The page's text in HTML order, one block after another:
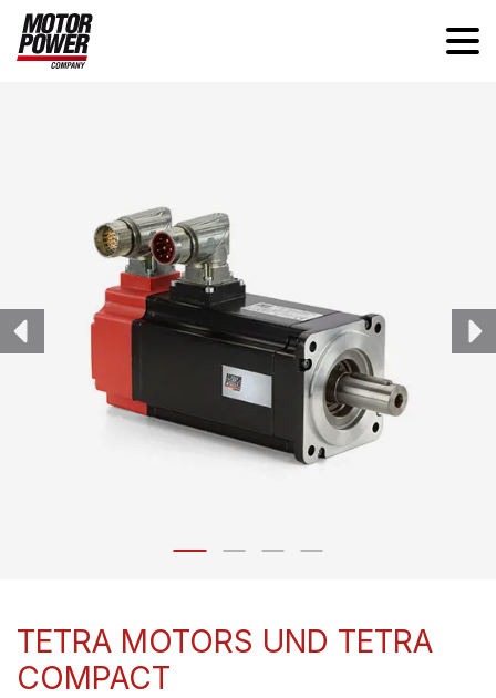
TETRA MOTORS UND TETRA
COMPACT